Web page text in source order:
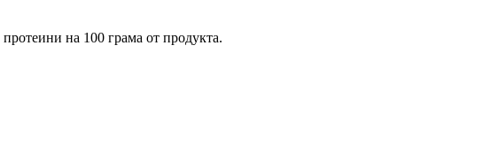
на 100 грама от продукта.